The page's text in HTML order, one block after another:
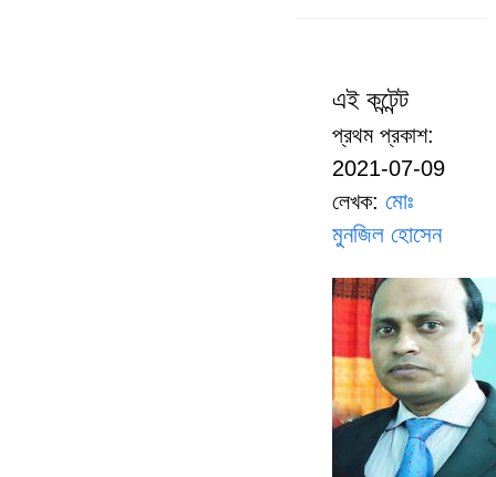
এই কন্টেন্ট
প্রথম প্রকাশ:
2021-07-09
লেখক: মোঃ
মুনজিল হোসেন